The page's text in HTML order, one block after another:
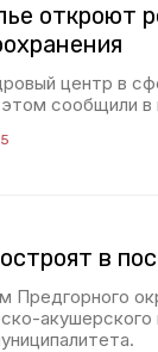
откроют
центр в
сообщили в
в
Предгорного